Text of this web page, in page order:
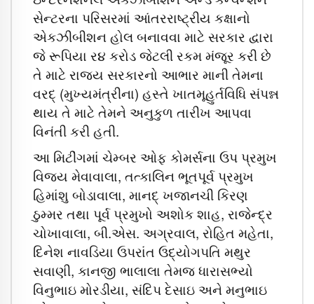
સેન્ટરના પરિસરમાં આંતરરાષ્ટ્રીય કક્ષાનો
એકઝીબીશન હોલ બનાવવા માટે સરકાર દ્વારા
જે રૂપિયા ર૪ કરોડ જેટલી રકમ મંજૂર કરી છે
તે માટે રાજ્ય સરકારનો આભાર માની તેમના
વરદ્‌ (મુખ્યમંત્રીના) હસ્તે ખાતમૂહુર્તવિધિ સંપન્ન
થાય તે માટે તેમને અનુકુળ તારીખ આપવા
વિનંતી કરી હતી.
આ મિટીંગમાં ચેમ્બર ઓફ કોમર્સના ઉપ પ્રમુખ
વિજય મેવાવાલા, તત્કાલિન ભૂતપૂર્વ પ્રમુખ
હિમાંશુ બોડાવાલા, માનદ્‌ ખજાનચી કિરણ
ઠુમ્મર તથા પૂર્વ પ્રમુખો અશોક શાહ, રાજેન્દ્ર
ચોખાવાલા, બી.એસ. અગ્રવાલ, રોહિત મહેતા,
દિનેશ નાવડિયા ઉપરાંત ઉદ્યોગપતિ મથુર
સવાણી, કાનજી ભાલાલા તેમજ ધારાસભ્યો
વિનુભાઇ મોરડીયા, સંદિપ દેસાઇ અને મનુભાઇ